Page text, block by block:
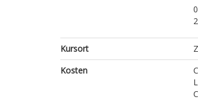
Kursort
Kosten